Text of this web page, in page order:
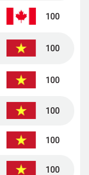
100
100
100
100
100
100